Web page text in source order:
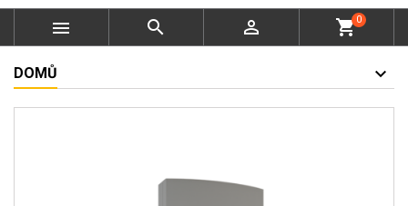
   shopping_cart0
DOMŮ